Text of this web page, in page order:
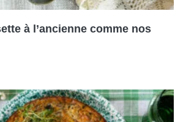
à l’ancienne comme nos